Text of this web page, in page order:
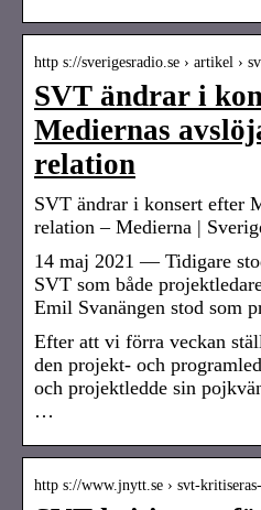
http s://sverigesradio.se › artikel ›
SVT ändrar i
Mediernas
relation
SVT ändrar i konsert efter
relation – Medierna |
14 maj 2021 — Tidigare
SVT som både
Emil Svanängen stod som
Efter att vi förra veckan
den projekt- och
och projektledde sin
…
http s://www.jnytt.se › svt-